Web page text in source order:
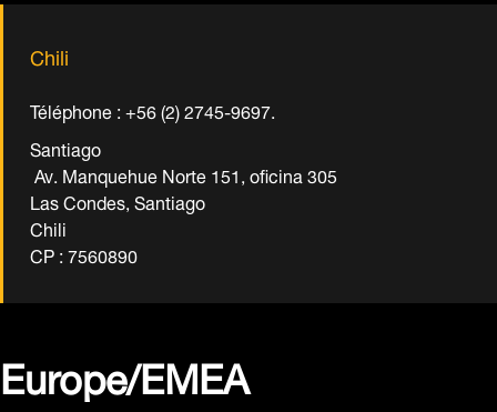
Chili
Téléphone : +56 (2) 2745-9697.
Santiago
Av. Manquehue Norte 151, oficina 305
Las Condes, Santiago
Chili
CP : 7560890
Europe/EMEA